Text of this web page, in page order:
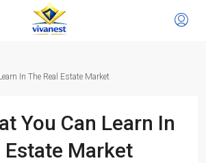
In The Real Estate Market
You Can Learn In
Estate Market